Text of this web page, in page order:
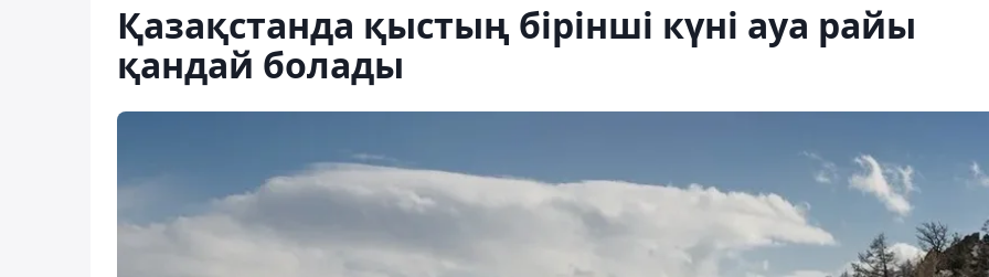
Қазақстанда қыстың бірінші күні ауа райы
қандай болады